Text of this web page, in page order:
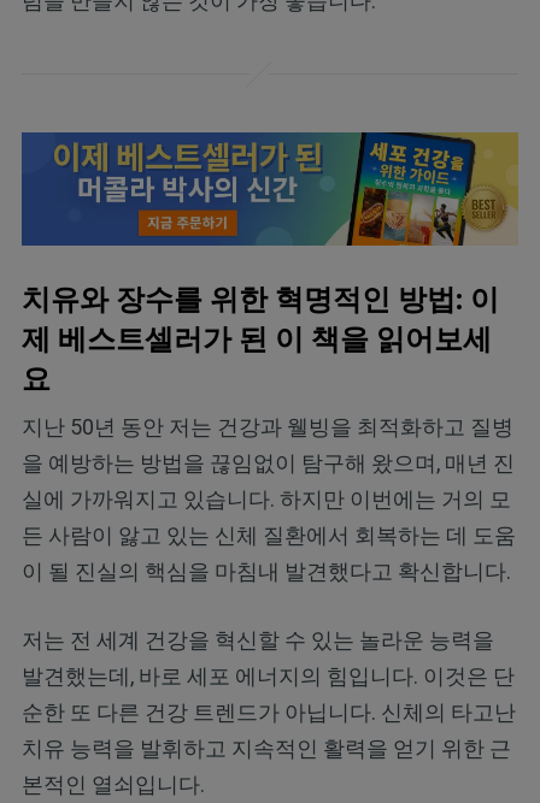
치유와 장수를 위한 혁명적인 방법: 이
제 베스트셀러가 된 이 책을 읽어보세
요
지난 50년 동안 저는 건강과 웰빙을 최적화하고 질병
을 예방하는 방법을 끊임없이 탐구해 왔으며, 매년 진
실에 가까워지고 있습니다. 하지만 이번에는 거의 모
든 사람이 앓고 있는 신체 질환에서 회복하는 데 도움
이 될 진실의 핵심을 마침내 발견했다고 확신합니다.
저는 전 세계 건강을 혁신할 수 있는 놀라운 능력을
발견했는데, 바로 세포 에너지의 힘입니다. 이것은 단
순한 또 다른 건강 트렌드가 아닙니다. 신체의 타고난
치유 능력을 발휘하고 지속적인 활력을 얻기 위한 근
본적인 열쇠입니다.